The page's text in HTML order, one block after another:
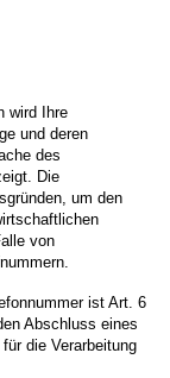
wird Ihre
und deren
des
Die
um den
von
ist Art. 6
Abschluss eines
die Verarbeitung